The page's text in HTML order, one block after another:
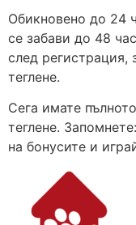
Обикновено до 24
се забави до 48
след регистрация,
теглене.
Сега имате
теглене.
на бонусите и